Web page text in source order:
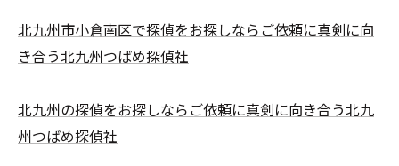
北九州市小倉南区で探偵をお探しならご依頼に真剣に向
き合う北九州つばめ探偵社
北九州の探偵をお探しならご依頼に真剣に向き合う北九
州つばめ探偵社